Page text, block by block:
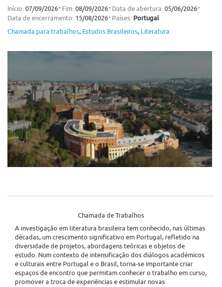
Início: 07/09/2026⋅ Fim: 08/09/2026⋅ Data de abertura: 05/06/2026⋅
Data de encerramento: 15/08/2026⋅ Países: Portugal
Chamada para trabalhos, Estudos Brasileiros, Literatura
Chamada de Trabalhos
A investigação em literatura brasileira tem conhecido, nas últimas
décadas, um crescimento significativo em Portugal, refletido na
diversidade de projetos, abordagens teóricas e objetos de
estudo. Num contexto de intensificação dos diálogos académicos
e culturais entre Portugal e o Brasil, torna-se importante criar
espaços de encontro que permitam conhecer o trabalho em curso,
promover a troca de experiências e estimular novas